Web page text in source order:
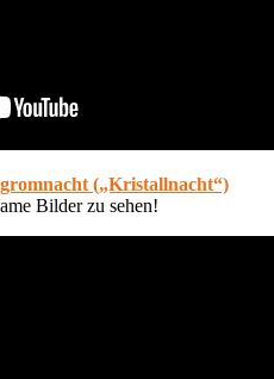
(„Kristallnacht“)
Bilder zu sehen!